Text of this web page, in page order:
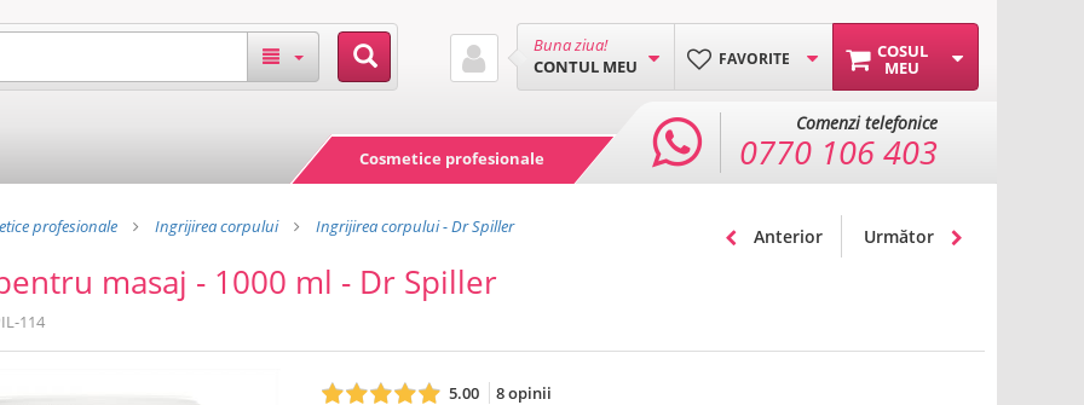
COSUL
MEU
FAVORITE
Buna ziua!
CONTUL MEU
Cosmetice profesionale
Comenzi telefonice
0770 106 403
profesionale Ingrijirea corpului Ingrijirea corpului - Dr Spiller
masaj - 1000 ml - Dr Spiller
114
Anterior Următor
5.00 8 opinii